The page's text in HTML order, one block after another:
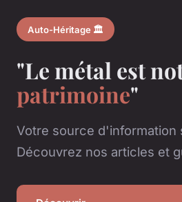
Auto-Héritage 🏛️
"Le métal est
patrimoine"
Votre source d'information
Découvrez nos articles et